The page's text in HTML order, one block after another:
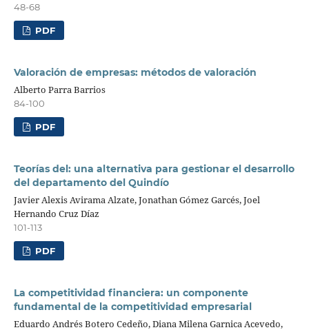
48-68
PDF
Valoración de empresas: métodos de valoración
Alberto Parra Barrios
84-100
PDF
Teorías del: una alternativa para gestionar el desarrollo
del departamento del Quindío
Javier Alexis Avirama Alzate, Jonathan Gómez Garcés, Joel
Hernando Cruz Díaz
101-113
PDF
La competitividad financiera: un componente
fundamental de la competitividad empresarial
Eduardo Andrés Botero Cedeño, Diana Milena Garnica Acevedo,